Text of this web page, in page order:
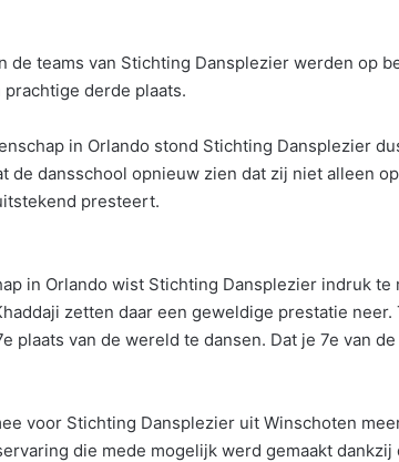
de teams van Stichting Dansplezier werden op
derde plaats.
in Orlando stond Stichting Dansplezier
de dansschool opnieuw zien dat zij niet alleen
presteert.
in Orlando wist Stichting Dansplezier indruk te
zetten daar een geweldige prestatie
plaats van de wereld te dansen. Dat je 7e van
voor Stichting Dansplezier uit Winschoten
die mede mogelijk werd gemaakt dankzij